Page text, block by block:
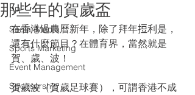
PR
Social Media
Sports Marketing
Event Management
Sponsorship
那些年的賀歲盃
在香港過農曆新年，除了拜年𢭃利是，
還有什麼節目？在體育界，當然就是
賀、歲、波！
賀歲波（賀歲足球賽），可謂香港不成